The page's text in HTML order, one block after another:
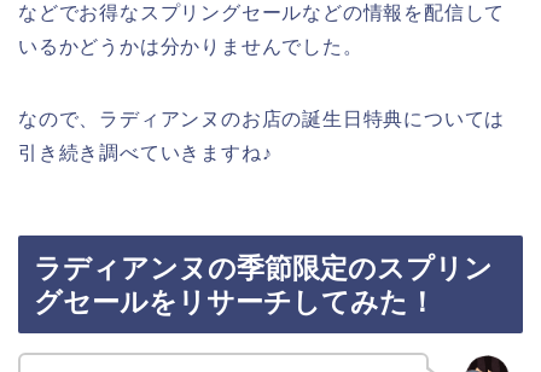
などでお得なスプリングセールなどの情報を配信して
いるかどうかは分かりませんでした。
なので、ラディアンヌのお店の誕生日特典については
引き続き調べていきますね♪
ラディアンヌの季節限定のスプリン
グセールをリサーチしてみた！